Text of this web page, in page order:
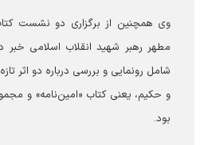
وی همچنین از برگزاری دو نشست
مطهر رهبر شهید انقلاب اسلامی
شامل رونمایی و بررسی درباره دو اثر
و حکیم، یعنی کتاب «امین‌نامه» و
بود.